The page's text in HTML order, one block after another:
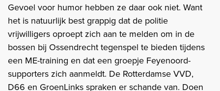
Gevoel voor humor hebben ze daar ook niet. Want
het is natuurlijk best grappig dat de politie
vrijwilligers oproept zich aan te melden om in de
bossen bij Ossendrecht tegenspel te bieden tijdens
een ME-training en dat een groepje Feyenoord-
supporters zich aanmeldt. De Rotterdamse VVD,
D66 en GroenLinks spraken er schande van. Doen